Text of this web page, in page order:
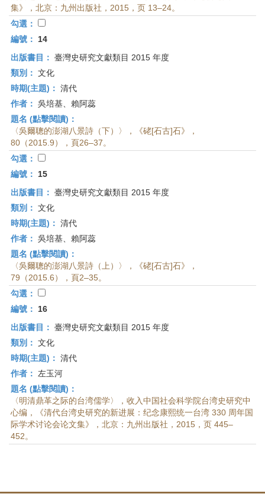
集》，北京：九州出版社，2015，页 13–24。
勾選：
編號：
14
出版書目： 臺灣史研究文獻類目 2015 年度
類別： 文化
時期(主題)： 清代
作者： 吳培基、賴阿蕊
題名 (點擊閱讀)：
〈吳爾聰的澎湖八景詩（下）〉，《硓[石古]石》，
80（2015.9），頁26–37。
勾選：
編號：
15
出版書目： 臺灣史研究文獻類目 2015 年度
類別： 文化
時期(主題)： 清代
作者： 吳培基、賴阿蕊
題名 (點擊閱讀)：
〈吳爾聰的澎湖八景詩（上）〉，《硓[石古]石》，
79（2015.6），頁2–35。
勾選：
編號：
16
出版書目： 臺灣史研究文獻類目 2015 年度
類別： 文化
時期(主題)： 清代
作者：
左玉河
題名 (點擊閱讀)：
〈明清鼎革之际的台湾儒学〉，收入中国社会科学院台湾史研究中
心编，《清代台湾史研究的新进展：纪念康熙统一台湾 330 周年国
际学术讨论会论文集》，北京：九州出版社，2015，页 445–
452。